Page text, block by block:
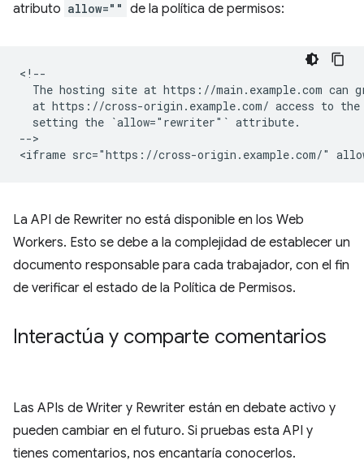
atributo allow="" de la política de permisos:
<!--
The hosting site at https://main.example.com can
at https://cross-origin.example.com/ access to
  setting the `allow="rewriter"` attribute.
-->
La API de Rewriter no está disponible en los Web
Workers. Esto se debe a la complejidad de establecer un
documento responsable para cada trabajador, con el fin
de verificar el estado de la Política de Permisos.
Interactúa y comparte comentarios
Las APIs de Writer y Rewriter están en debate activo y
pueden cambiar en el futuro. Si pruebas esta API y
tienes comentarios, nos encantaría conocerlos.